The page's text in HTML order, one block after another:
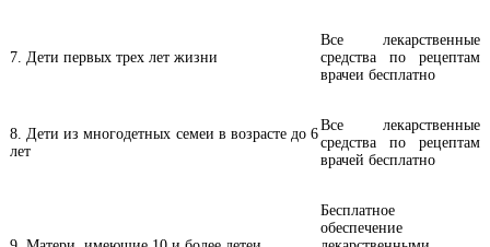
7. Дети первых трех лет жизни
Все лекарственные
средства по рецептам
врачеи бесплатно
8. Дети из многодетных семеи в возрасте до 6
лет
Все лекарственные
средства по рецептам
врачей бесплатно
Бесплатное
обеспечение